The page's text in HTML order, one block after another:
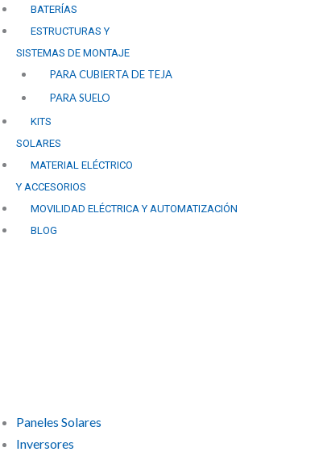
BATERÍAS
ESTRUCTURAS Y
SISTEMAS DE MONTAJE
PARA CUBIERTA DE TEJA
PARA SUELO
KITS
SOLARES
MATERIAL ELÉCTRICO
Y ACCESORIOS
MOVILIDAD ELÉCTRICA Y AUTOMATIZACIÓN
BLOG
Paneles Solares
Inversores